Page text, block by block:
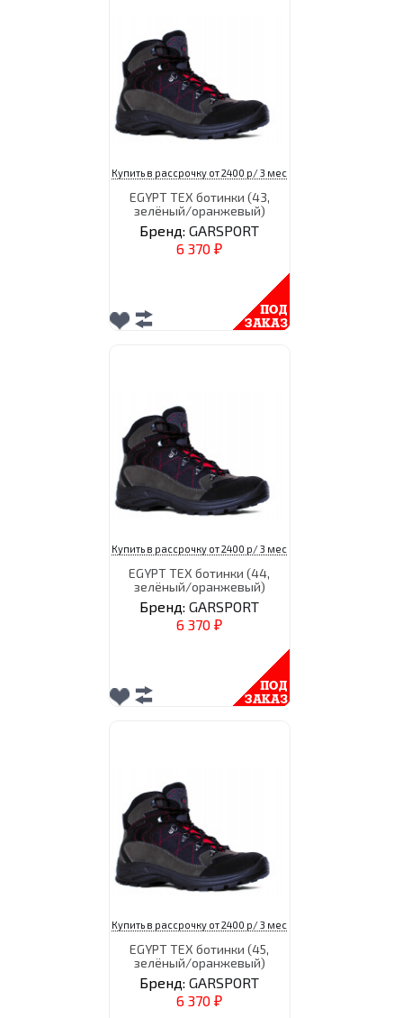
Купить в рассрочку от 2400 р/ 3 мес
EGYPT TEX ботинки (43,
зелёный/оранжевый)
Бренд: GARSPORT
6 370 ₽
Купить в рассрочку от 2400 р/ 3 мес
EGYPT TEX ботинки (44,
зелёный/оранжевый)
Бренд: GARSPORT
6 370 ₽
Купить в рассрочку от 2400 р/ 3 мес
EGYPT TEX ботинки (45,
зелёный/оранжевый)
Бренд: GARSPORT
6 370 ₽